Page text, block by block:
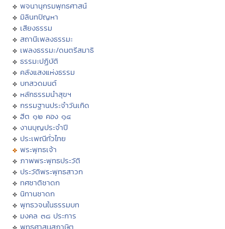
พจนานุกรมพุทธศาสน์
มิลินทปัญหา
เสียงธรรม
สถานีเพลงธรรมะ
เพลงธรรมะ/ดนตรีสมาธิ
ธรรมะปฏิบัติ
คลังแสงแห่งธรรม
บทสวดมนต์
หลักธรรมนำสุขฯ
กรรมฐานประจำวันเกิด
ฮีต ๑๒ คอง ๑๔
งานบุญประจำปี
ประเพณีทั่วไทย
พระพุทธเจ้า
ภาพพระพุทธประวัติ
ประวัติพระพุทธสาวก
ทศชาติชาดก
นิทานชาดก
พุทธวจนในธรรมบท
มงคล ๓๘ ประการ
พุทธศาสนสุภาษิต